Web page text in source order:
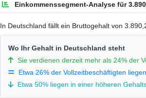
Einkommenssegment-Analyse für
In Deutschland fällt ein Bruttogehalt von
Wo Ihr Gehalt in Deutschland steht
Sie verdienen derzeit mehr als 24% der
Etwa 26% der Vollzeitbeschäftigten
Etwa 50% liegen in einer höheren